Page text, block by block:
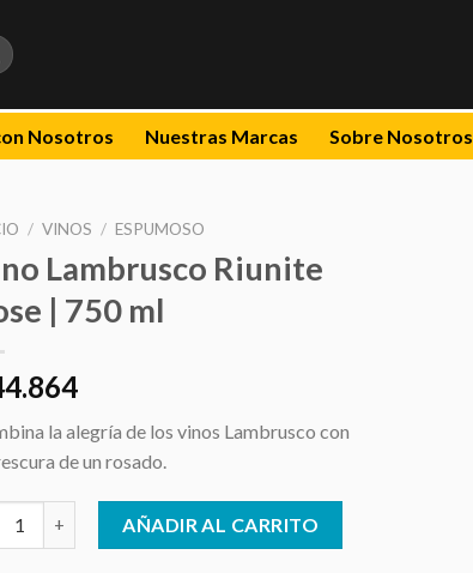
Nosotros Nuestras Marcas Sobre Nosotros
/ VINOS / ESPUMOSO
Lambrusco Riunite
| 750 ml
la alegría de los vinos Lambrusco con
de un rosado.
Lambrusco Riunite Rose | 750 ml cantidad
AÑADIR AL CARRITO